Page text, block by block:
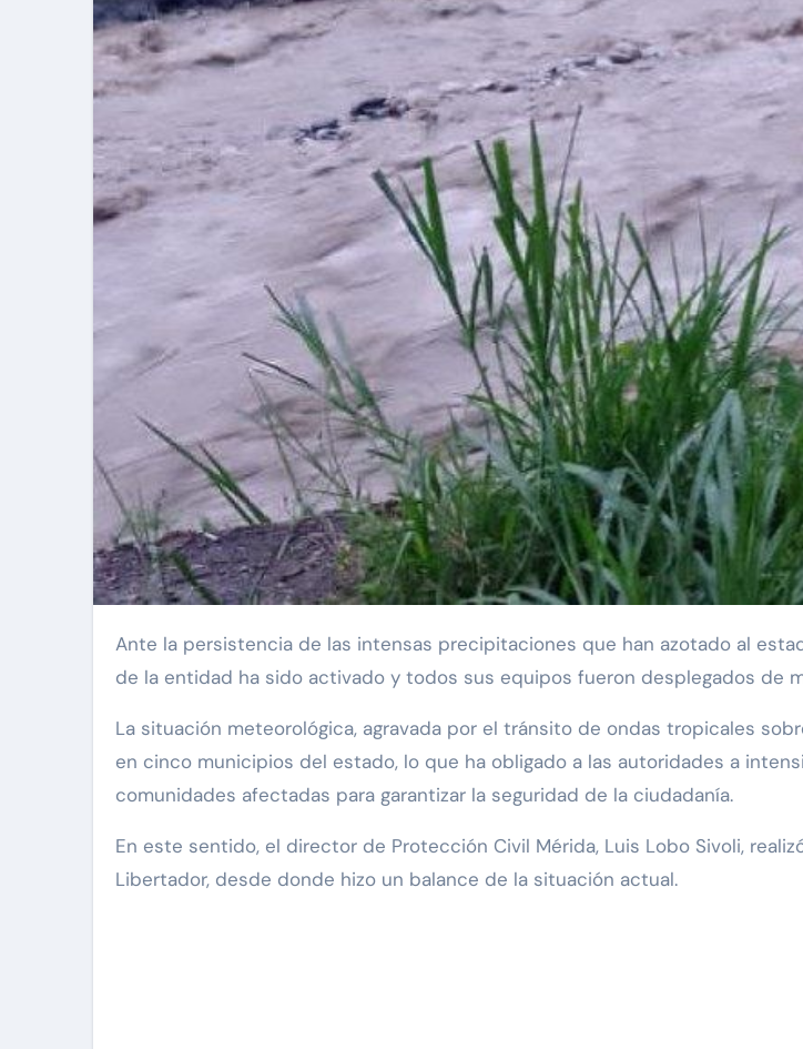
Ante la persistencia de las intensas precipitaciones que han azotado al estado Mérida en las últimas horas, el Sistema de Gestión de Riesgo
de la entidad ha sido activado y todos sus equipos fueron desplegados de
La situación meteorológica, agravada por el tránsito de ondas tropicales
en cinco municipios del estado, lo que ha obligado a las autoridades a
comunidades afectadas para garantizar la seguridad de la ciudadanía.
En este sentido, el director de Protección Civil Mérida, Luis Lobo Sivoli,
Libertador, desde donde hizo un balance de la situación actual.